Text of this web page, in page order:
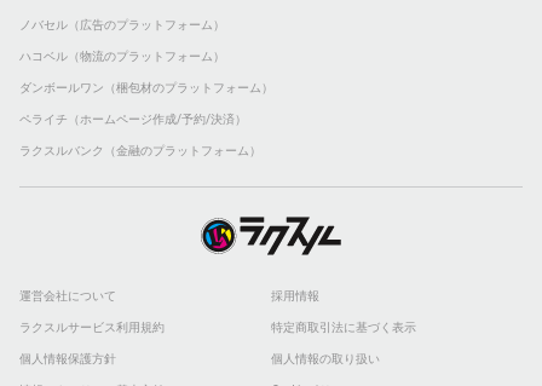
ノバセル（広告のプラットフォーム）
ハコベル（物流のプラットフォーム）
ダンボールワン（梱包材のプラットフォーム）
ペライチ（ホームページ作成/予約/決済）
ラクスルバンク（金融のプラットフォーム）
運営会社について 採用情報
ラクスルサービス利用規約 特定商取引法に基づく表示
個人情報保護方針 個人情報の取り扱い